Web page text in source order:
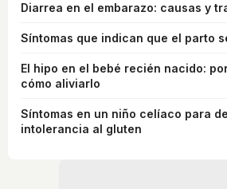
Diarrea en el embarazo: causas y
Síntomas que indican que el parto
El hipo en el bebé recién nacido:
cómo aliviarlo
Síntomas en un niño celíaco para
intolerancia al gluten